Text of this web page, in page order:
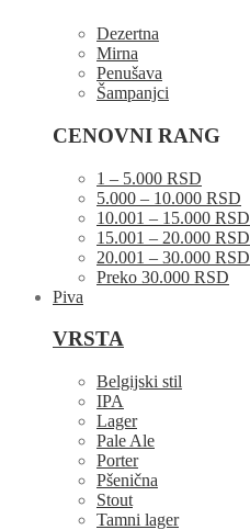
Dezertna
Mirna
Penušava
Šampanjci
CENOVNI RANG
1 – 5.000 RSD
5.000 – 10.000 RSD
10.001 – 15.000 RSD
15.001 – 20.000 RSD
20.001 – 30.000 RSD
Preko 30.000 RSD
Piva
VRSTA
Belgijski stil
IPA
Lager
Pale Ale
Porter
Pšenična
Stout
Tamni lager